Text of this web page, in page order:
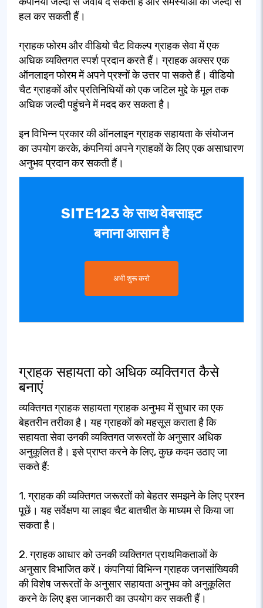
हल कर सकती हैं।
ग्राहक फोरम और वीडियो चैट विकल्प ग्राहक सेवा में एक
अधिक व्यक्तिगत स्पर्श प्रदान करते हैं। ग्राहक अक्सर एक
ऑनलाइन फोरम में अपने प्रश्नों के उत्तर पा सकते हैं। वीडियो
चैट ग्राहकों और प्रतिनिधियों को एक जटिल मुद्दे के मूल तक
अधिक जल्दी पहुंचने में मदद कर सकता है।
इन विभिन्न प्रकार की ऑनलाइन ग्राहक सहायता के संयोजन
का उपयोग करके, कंपनियां अपने ग्राहकों के लिए एक असाधारण
अनुभव प्रदान कर सकती हैं।
SITE123 के साथ वेबसाइट
बनाना आसान है
अभी शुरू करो
ग्राहक सहायता को अधिक व्यक्तिगत कैसे
बनाएं
व्यक्तिगत ग्राहक सहायता ग्राहक अनुभव में सुधार का एक
बेहतरीन तरीका है। यह ग्राहकों को महसूस कराता है कि
सहायता सेवा उनकी व्यक्तिगत जरूरतों के अनुसार अधिक
अनुकूलित है। इसे प्राप्त करने के लिए, कुछ कदम उठाए जा
सकते हैं:
1. ग्राहक की व्यक्तिगत जरूरतों को बेहतर समझने के लिए प्रश्न
पूछें। यह सर्वेक्षण या लाइव चैट बातचीत के माध्यम से किया जा
सकता है।
2. ग्राहक आधार को उनकी व्यक्तिगत प्राथमिकताओं के
अनुसार विभाजित करें। कंपनियां विभिन्न ग्राहक जनसांख्यिकी
की विशेष जरूरतों के अनुसार सहायता अनुभव को अनुकूलित
करने के लिए इस जानकारी का उपयोग कर सकती हैं।